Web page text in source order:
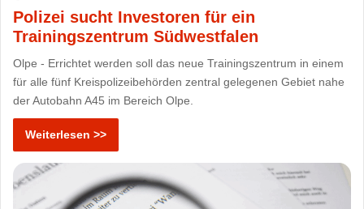
Polizei sucht Investoren für ein
Trainingszentrum Südwestfalen
Olpe - Errichtet werden soll das neue Trainingszentrum in einem
für alle fünf Kreispolizeibehörden zentral gelegenen Gebiet nahe
der Autobahn A45 im Bereich Olpe.
Weiterlesen >>